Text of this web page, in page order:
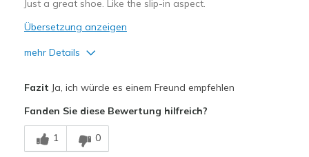
Sizing
Feels true to size
View On Shoes
Shoes are for Wearing
Just a great shoe. Like the slip-in aspect.
Übersetzung anzeigen
mehr Details
Comfortable
Stylish
Fazit Ja, ich würde es einem Freund empfehlen
Fanden Sie diese Bewertung hilfreich?
1 0